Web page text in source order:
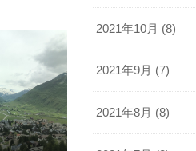
2021年10月 (8)
2021年9月 (7)
2021年8月 (8)